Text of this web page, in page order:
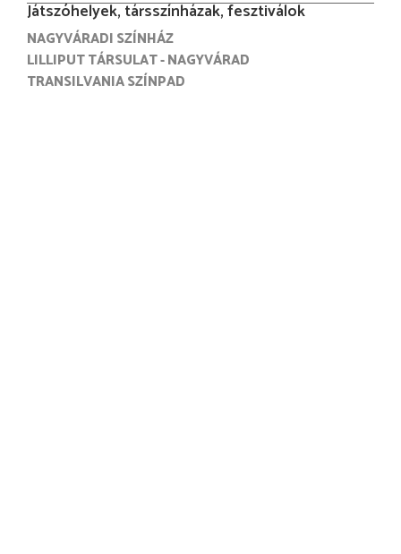
Játszóhelyek, társszínházak, fesztiválok
NAGYVÁRADI SZÍNHÁZ
LILLIPUT TÁRSULAT - NAGYVÁRAD
TRANSILVANIA SZÍNPAD